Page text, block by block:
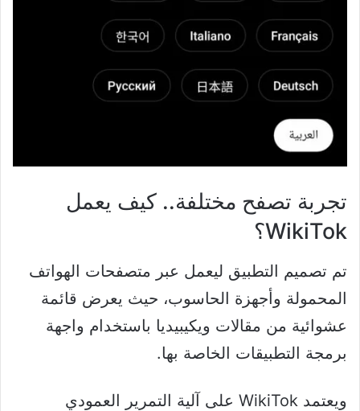
تجربة تصفح مختلفة.. كيف يعمل
WikiTok؟
تم تصميم التطبيق ليعمل عبر متصفحات الهواتف
المحمولة وأجهزة الحاسوب، حيث يعرض قائمة
عشوائية من مقالات ويكيبيديا باستخدام واجهة
برمجة التطبيقات الخاصة بها.
ويعتمد WikiTok على آلية التمرير العمودي